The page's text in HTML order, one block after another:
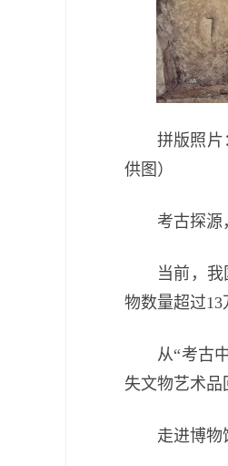
拼版照片：
供图）
考古探源，
当前，我国
物数量超过
从“考古中
失文物艺术品
走进博物馆